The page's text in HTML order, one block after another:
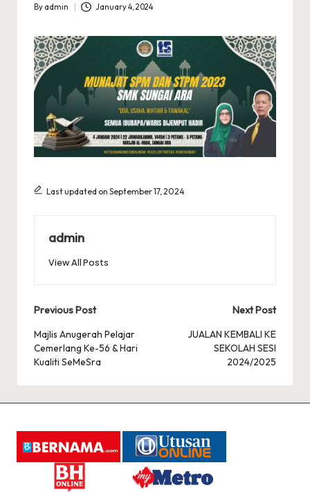
A
Posted
By admin January 4, 2024
Last updated on September 17, 2024
admin
View All Posts
Post
navigation
Previous Post
Majlis Anugerah Pelajar
Cemerlang Ke-56 & Hari
Kualiti SeMeSra
Next Post
JUALAN KEMBALI KE
SEKOLAH SESI
2024/2025